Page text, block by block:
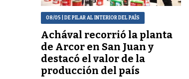
08/05 | DE PILAR AL INTERIOR DEL PAÍS
Achával recorrió la planta
de Arcor en San Juan y
destacó el valor de la
producción del país